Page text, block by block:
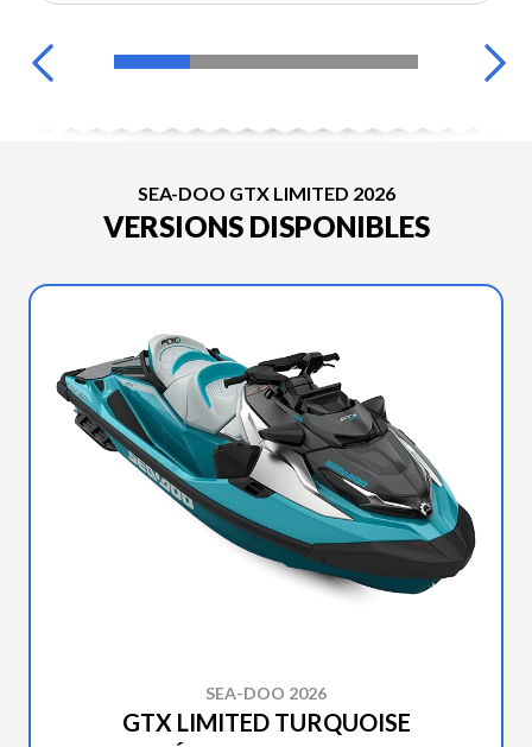
SEA-DOO GTX LIMITED 2026
VERSIONS DISPONIBLES
SEA-DOO 2026
GTX LIMITED TURQUOISE